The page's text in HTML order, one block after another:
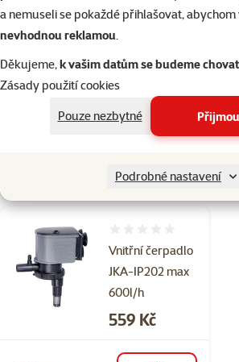
a nemuseli se pokaždé přihlašovat,
nevhodnou reklamou.
Děkujeme,k vašim datům se budeme
Zásady použití cookies
Pouze nezbytné
Podrobné nastavení
JKA-IP201 50-
400l/h
Hodnocení 0%
Cena
529 Kč
do košíku
Vnitřní čerpadlo
JKA-IP202 max
600l/h
Cena
559 Kč